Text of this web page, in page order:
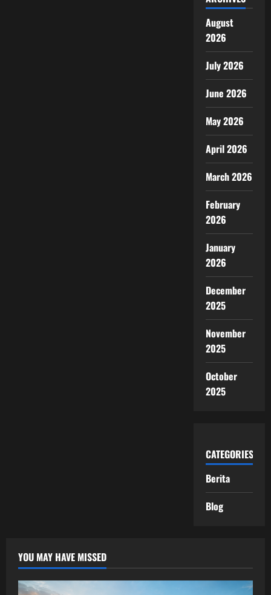
August
2026
July 2026
June 2026
May 2026
April 2026
March 2026
February
2026
January
2026
December
2025
November
2025
October
2025
CATEGORIES
Berita
Blog
YOU MAY HAVE MISSED